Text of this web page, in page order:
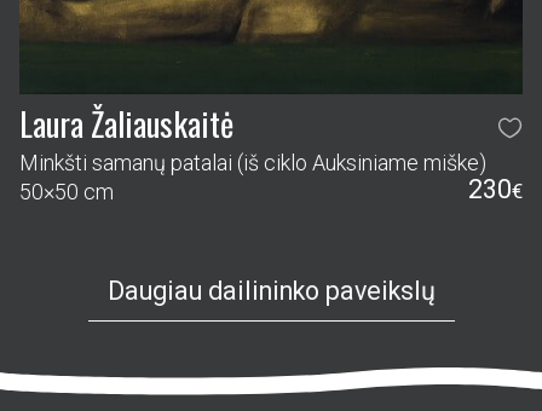
Laura Žaliauskaitė
Minkšti samanų patalai (iš ciklo Auksiniame miške)
50×50 cm
230€
Daugiau dailininko paveikslų